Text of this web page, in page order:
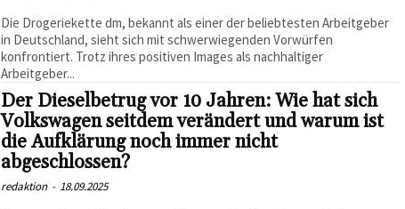
Die Drogeriekette dm, bekannt als einer der beliebtesten Arbeitgeber
in Deutschland, sieht sich mit schwerwiegenden Vorwürfen
konfrontiert. Trotz ihres positiven Images als nachhaltiger
Arbeitgeber...
Der Dieselbetrug vor 10 Jahren: Wie hat sich
Volkswagen seitdem verändert und warum ist
die Aufklärung noch immer nicht
abgeschlossen?
redaktion - 18.09.2025